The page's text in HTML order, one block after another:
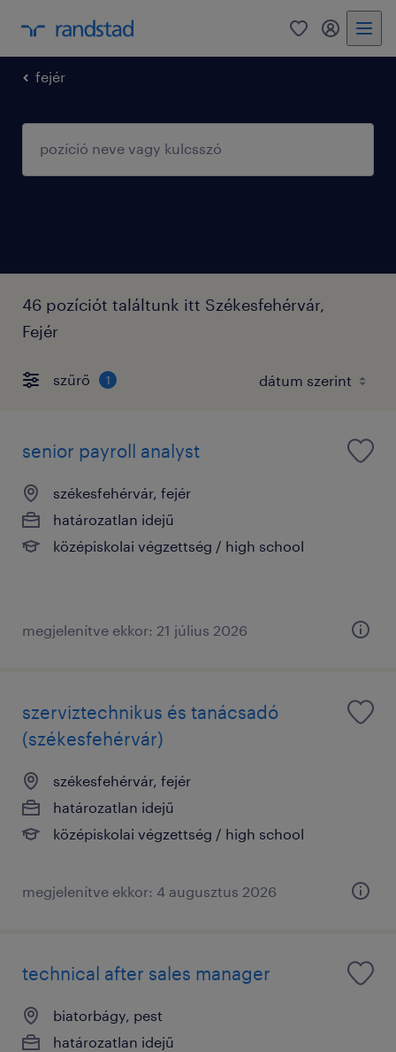
0 fiókom
fejér
46 pozíciót találtunk itt Székesfehérvár,
Fejér
szűrő 1
senior payroll analyst
székesfehérvár, fejér
határozatlan idejű
középiskolai végzettség / high school
megjelenítve ekkor: 21 július 2026
szerviztechnikus és tanácsadó
(székesfehérvár)
székesfehérvár, fejér
határozatlan idejű
középiskolai végzettség / high school
megjelenítve ekkor: 4 augusztus 2026
technical after sales manager
biatorbágy, pest
határozatlan idejű